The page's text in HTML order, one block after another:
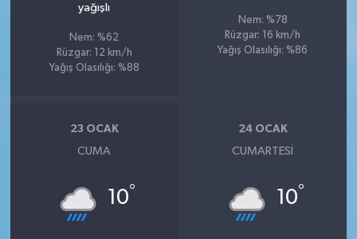
yağışlı
Nem: %62
Rüzgar: 12 km/h
Yağış Olasılığı: %88
Nem: %78
Rüzgar: 16 km/h
Yağış Olasılığı: %86
23 OCAK
CUMA
10°
24 OCAK
CUMARTESI
10°